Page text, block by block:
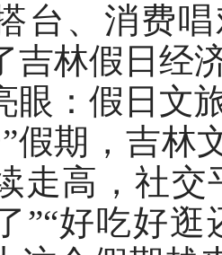
、消费唱
吉林假日经
：假日文旅
期，吉林文
走高，社
”“好吃好